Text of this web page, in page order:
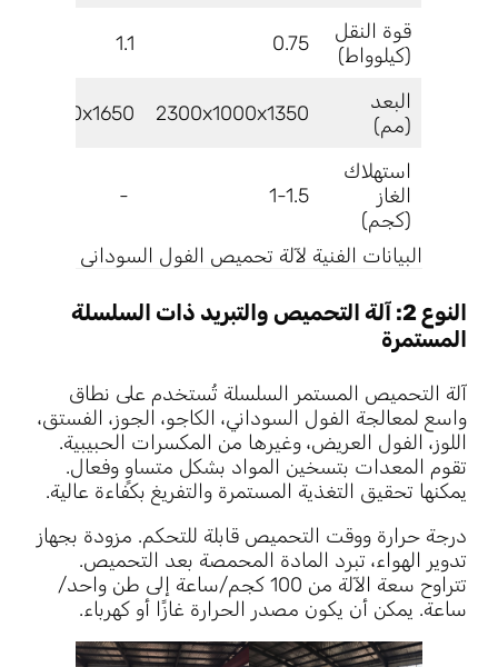
قوة النقل
(كيلوواط)
0.75
1.1
البعد
(مم)
2300x1000x1350
استهلاك
الغاز
(كجم)
1-1.5
-
البيانات الفنية لآلة تحميص الفول السوداني
النوع 2: آلة التحميص والتبريد ذات السلسلة
المستمرة
آلة التحميص المستمر السلسلة تُستخدم على نطاق
واسع لمعالجة الفول السوداني، الكاجو، الجوز، الفستق،
اللوز، الفول العريض، وغيرها من المكسرات الحبيبية.
تقوم المعدات بتسخين المواد بشكل متساوٍ وفعال.
يمكنها تحقيق التغذية المستمرة والتفريغ بكفاءة عالية.
درجة حرارة ووقت التحميص قابلة للتحكم. مزودة بجهاز
تدوير الهواء، تبرد المادة المحمصة بعد التحميص.
تتراوح سعة الآلة من 100 كجم/ساعة إلى طن واحد/
ساعة. يمكن أن يكون مصدر الحرارة غازًا أو كهرباء.